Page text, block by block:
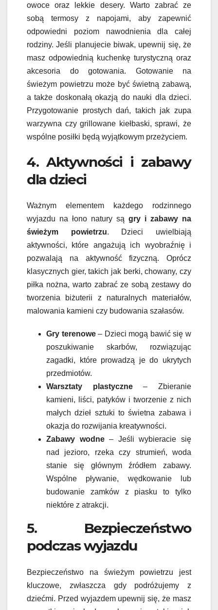
owoce oraz lekkie desery. Warto zabrać ze
sobą termosy z napojami, aby zapewnić
odpowiedni poziom nawodnienia dla całej
rodziny. Jeśli planujecie biwak, upewnij się, że
masz odpowiednią kuchenkę turystyczną oraz
akcesoria do gotowania. Gotowanie na
świeżym powietrzu może być świetną zabawą,
a także doskonałą okazją do nauki dla dzieci.
Przygotowanie prostych dań, takich jak zupa
warzywna czy grillowane kiełbaski, sprawi, że
wspólne posiłki będą wyjątkowym przeżyciem.
4. Aktywności i zabawy
dla dzieci
Ważnym elementem każdego rodzinnego
wyjazdu na łono natury są gry i zabawy na
świeżym powietrzu. Dzieci uwielbiają
aktywności, które angażują ich wyobraźnię i
pozwalają na aktywność fizyczną. Oprócz
klasycznych gier, takich jak berki, chowany, czy
piłka nożna, warto zabrać ze sobą zestawy do
tworzenia biżuterii z naturalnych materiałów,
malowania kamieni czy budowania szałasów.
Gry terenowe– Dzieci mogą bawić się w
poszukiwanie skarbów, rozwiązując
zagadki, które prowadzą je do ukrytych
przedmiotów.
Warsztaty plastyczne– Zbieranie
kamieni, liści, patyków i tworzenie z nich
małych dzieł sztuki to świetna zabawa i
okazja do rozwijania kreatywności.
Zabawy wodne– Jeśli wybieracie się
nad jezioro, rzeka czy strumień, woda
stanie się głównym źródłem zabawy.
Wspólne pływanie, wędkowanie lub
budowanie zamków z piasku to tylko
niektóre z atrakcji.
5. Bezpieczeństwo
podczas wyjazdu
Bezpieczeństwo na świeżym powietrzu jest
kluczowe, zwłaszcza gdy podróżujemy z
dziećmi. Przed wyjazdem upewnij się, że masz